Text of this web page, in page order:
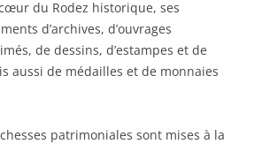
du Rodez historique, ses
d’archives, d’ouvrages
de dessins, d’estampes et de
aussi de médailles et de monnaies
patrimoniales sont mises à la